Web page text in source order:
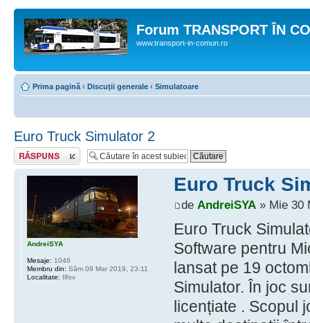
Forum TRANSPORT ÎN
www.transport-in-comun.ro
Prima pagină ‹ Discuţii generale ‹ Simulatoare
Euro Truck Simulator 2
Răspunde
Euro Truck
de AndreiSYA» Mie 30
Euro Truck
Software pentru
lansat pe 19
Simulator. În joc
licențiate . Scopul
AndreiSYA
Mesaje: 1046
Membru din: Sâm 09 Mar 2019, 23:11
Localitate: Ilfov